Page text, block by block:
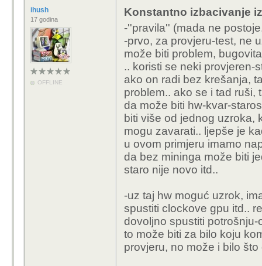
ihush
17 godina
OFFLINE
Konstantno izbacivanje
-''pravila'' (mada ne
-prvo, za provjeru-test, ne
može biti problem,
.. koristi se neki provjeren-
ako on radi bez krešanja,
problem.. ako se i tad ruši,
da može biti hw-kvar-
biti više od jednog uzroka,
mogu zavarati.. ljepše je
u ovom primjeru imamo
da bez mininga može biti
staro nije novo itd..
-uz taj hw moguć uzrok,
spustiti clockove gpu itd..
dovoljno spustiti
to može biti za bilo koju
provjeru, no može i bilo